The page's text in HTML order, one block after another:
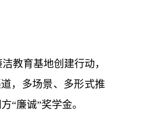
教育基地创建行动，
，多场景、多形式推
“廉诚”奖学金。